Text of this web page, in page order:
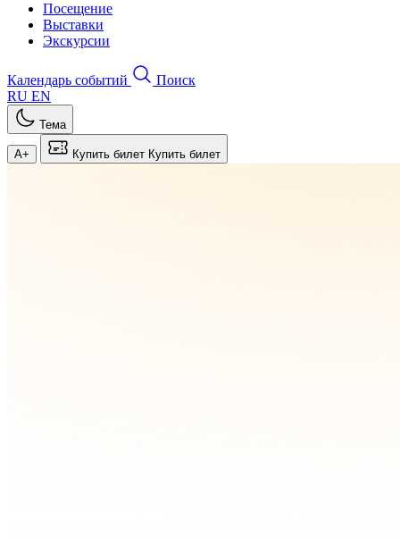
Посещение
Выставки
Экскурсии
Календарь событий
Поиск
RU EN
Тема
A+ Купить билет Купить билет